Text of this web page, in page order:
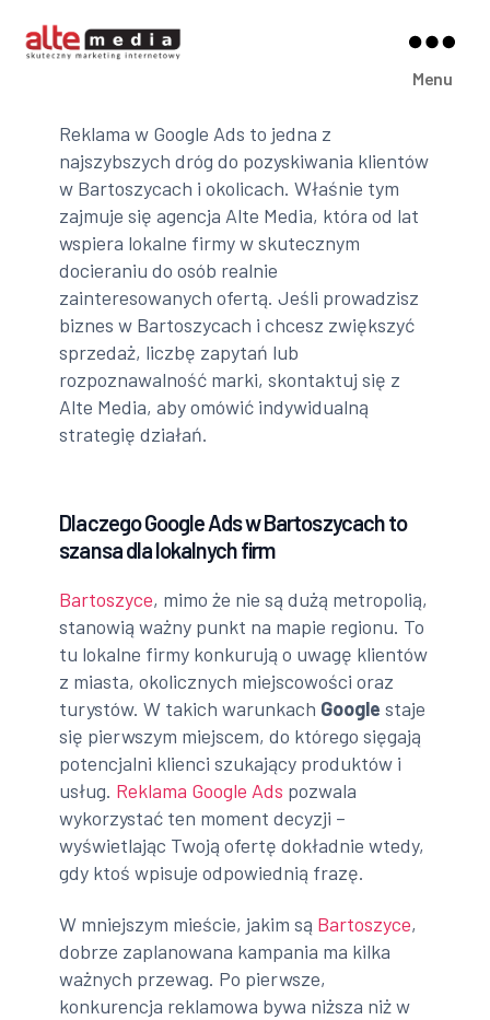
Media
Menu
Reklama w Google Ads to jedna z
najszybszych dróg do pozyskiwania klientów
w Bartoszycach i okolicach. Właśnie tym
zajmuje się agencja Alte Media, która od lat
wspiera lokalne firmy w skutecznym
docieraniu do osób realnie
zainteresowanych ofertą. Jeśli prowadzisz
biznes w Bartoszycach i chcesz zwiększyć
sprzedaż, liczbę zapytań lub
rozpoznawalność marki, skontaktuj się z
Alte Media, aby omówić indywidualną
strategię działań.
Dlaczego Google Ads w Bartoszycach to
szansa dla lokalnych firm
Bartoszyce, mimo że nie są dużą metropolią,
stanowią ważny punkt na mapie regionu. To
tu lokalne firmy konkurują o uwagę klientów
z miasta, okolicznych miejscowości oraz
turystów. W takich warunkach Google staje
się pierwszym miejscem, do którego sięgają
potencjalni klienci szukający produktów i
usług. Reklama Google Ads pozwala
wykorzystać ten moment decyzji –
wyświetlając Twoją ofertę dokładnie wtedy,
gdy ktoś wpisuje odpowiednią frazę.
W mniejszym mieście, jakim są Bartoszyce,
dobrze zaplanowana kampania ma kilka
ważnych przewag. Po pierwsze,
konkurencja reklamowa bywa niższa niż w